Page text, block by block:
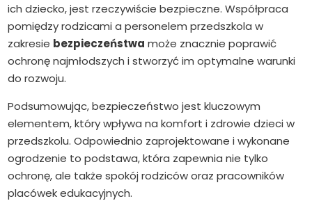
ich dziecko, jest rzeczywiście bezpieczne. Współpraca
pomiędzy rodzicami a personelem przedszkola w
zakresie bezpieczeństwa może znacznie poprawić
ochronę najmłodszych i stworzyć im optymalne warunki
do rozwoju.
Podsumowując, bezpieczeństwo jest kluczowym
elementem, który wpływa na komfort i zdrowie dzieci w
przedszkolu. Odpowiednio zaprojektowane i wykonane
ogrodzenie to podstawa, która zapewnia nie tylko
ochronę, ale także spokój rodziców oraz pracowników
placówek edukacyjnych.